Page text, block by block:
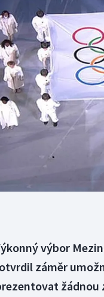
Futsal
výbor
záměr
žádnou